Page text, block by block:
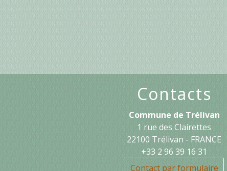
Contacts
Commune de Trélivan
1 rue des Clairettes
22100 Trélivan - FRANCE
+33 2 96 39 16 31
Contact par formulaire